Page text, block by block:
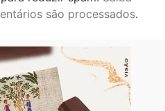
são processados.